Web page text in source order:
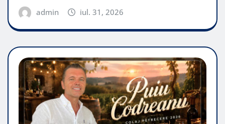
admin iul. 31, 2026